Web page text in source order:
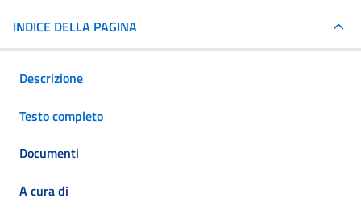
INDICE DELLA PAGINA
Descrizione
Testo completo
Documenti
A cura di